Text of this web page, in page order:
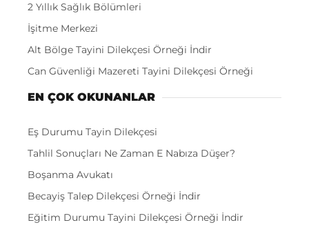
2 Yıllık Sağlık Bölümleri
İşitme Merkezi
Alt Bölge Tayini Dilekçesi Örneği İndir
Can Güvenliği Mazereti Tayini Dilekçesi Örneği
EN ÇOK OKUNANLAR
Eş Durumu Tayin Dilekçesi
Tahlil Sonuçları Ne Zaman E Nabıza Düşer?
Boşanma Avukatı
Becayiş Talep Dilekçesi Örneği İndir
Eğitim Durumu Tayini Dilekçesi Örneği İndir